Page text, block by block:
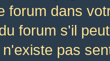
forum dans
forum s'il
pas